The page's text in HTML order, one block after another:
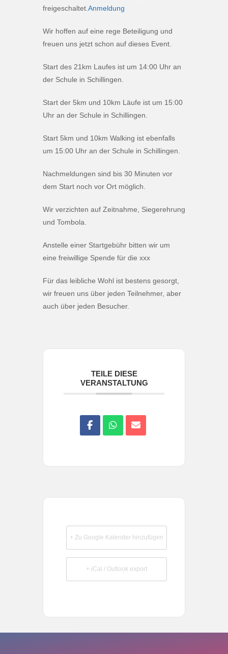
freigeschaltet. Anmeldung
Wir hoffen auf eine rege Beteiligung und
freuen uns jetzt schon auf dieses Event.
Start des 21km Laufes ist um 14:00 Uhr an
der Schule in Schillingen.
Start der 5km und 10km Läufe ist um 15:00
Uhr an der Schule in Schillingen.
Start 5km und 10km Walking ist ebenfalls
um 15:00 Uhr an der Schule in Schillingen.
Nachmeldungen sind bis 30 Minuten vor
dem Start noch vor Ort möglich.
Wir verzichten auf Zeitnahme, Siegerehrung
und Tombola.
Anstelle einer Startgebühr bitten wir um
eine freiwillige Spende für die xxx
Für das leibliche Wohl ist bestens gesorgt,
wir freuen uns über jeden Teilnehmer, aber
auch über jeden Besucher.
TEILE DIESE
VERANSTALTUNG
+ Zu Google Kalender hinzufügen
+ iCal / Outlook export